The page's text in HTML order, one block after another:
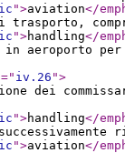
">aviation</
">handling</
aeroporto
=" iv.26 ">
dei
">handling</
">aviation</